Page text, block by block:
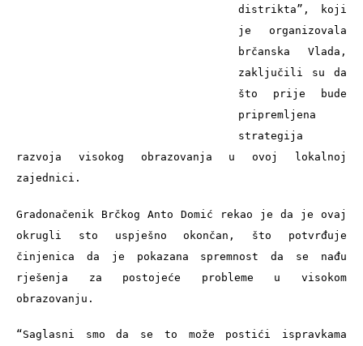
distrikta”, koji
je organizovala
brčanska Vlada,
zaključili su da
što prije bude
pripremljena
strategija
razvoja visokog obrazovanja u ovoj lokalnoj
zajednici.
Gradonačenik Brčkog Anto Domić rekao je da je ovaj
okrugli sto uspješno okončan, što potvrđuje
činjenica da je pokazana spremnost da se nađu
rješenja za postojeće probleme u visokom
obrazovanju.
“Saglasni smo da se to može postići ispravkama